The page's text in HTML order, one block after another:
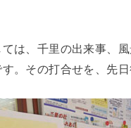
ては、千里の出来事、
。その打合せを、先日